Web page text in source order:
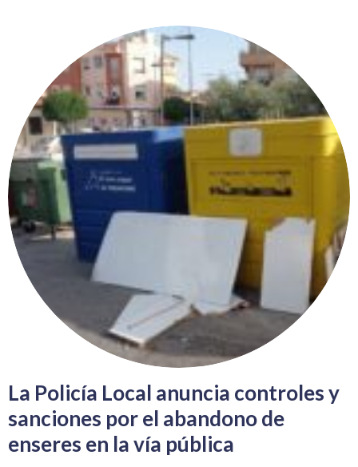
La Policía Local anuncia controles y
sanciones por el abandono de
enseres en la vía pública